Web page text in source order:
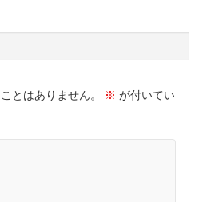
とはありません。 ※ が付いてい